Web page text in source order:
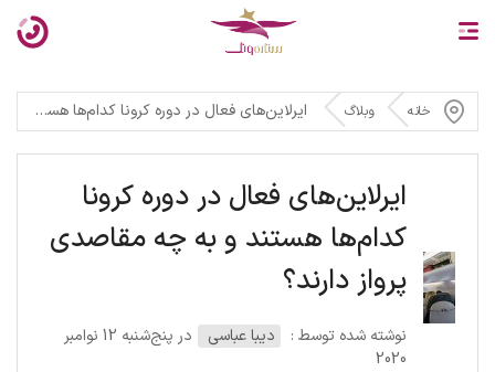
خانه وبلاگ ایرلاین‌های فعال در دوره کرونا کدام‌ها هستند و به چه مقاصدی پرواز دارند؟
ایرلاین‌های فعال در دوره کرونا
کدام‌ها هستند و به چه مقاصدی
پرواز دارند؟
نوشته شده توسط : دیبا عباسی
در پنج‌شنبه 12 نوامبر
2020